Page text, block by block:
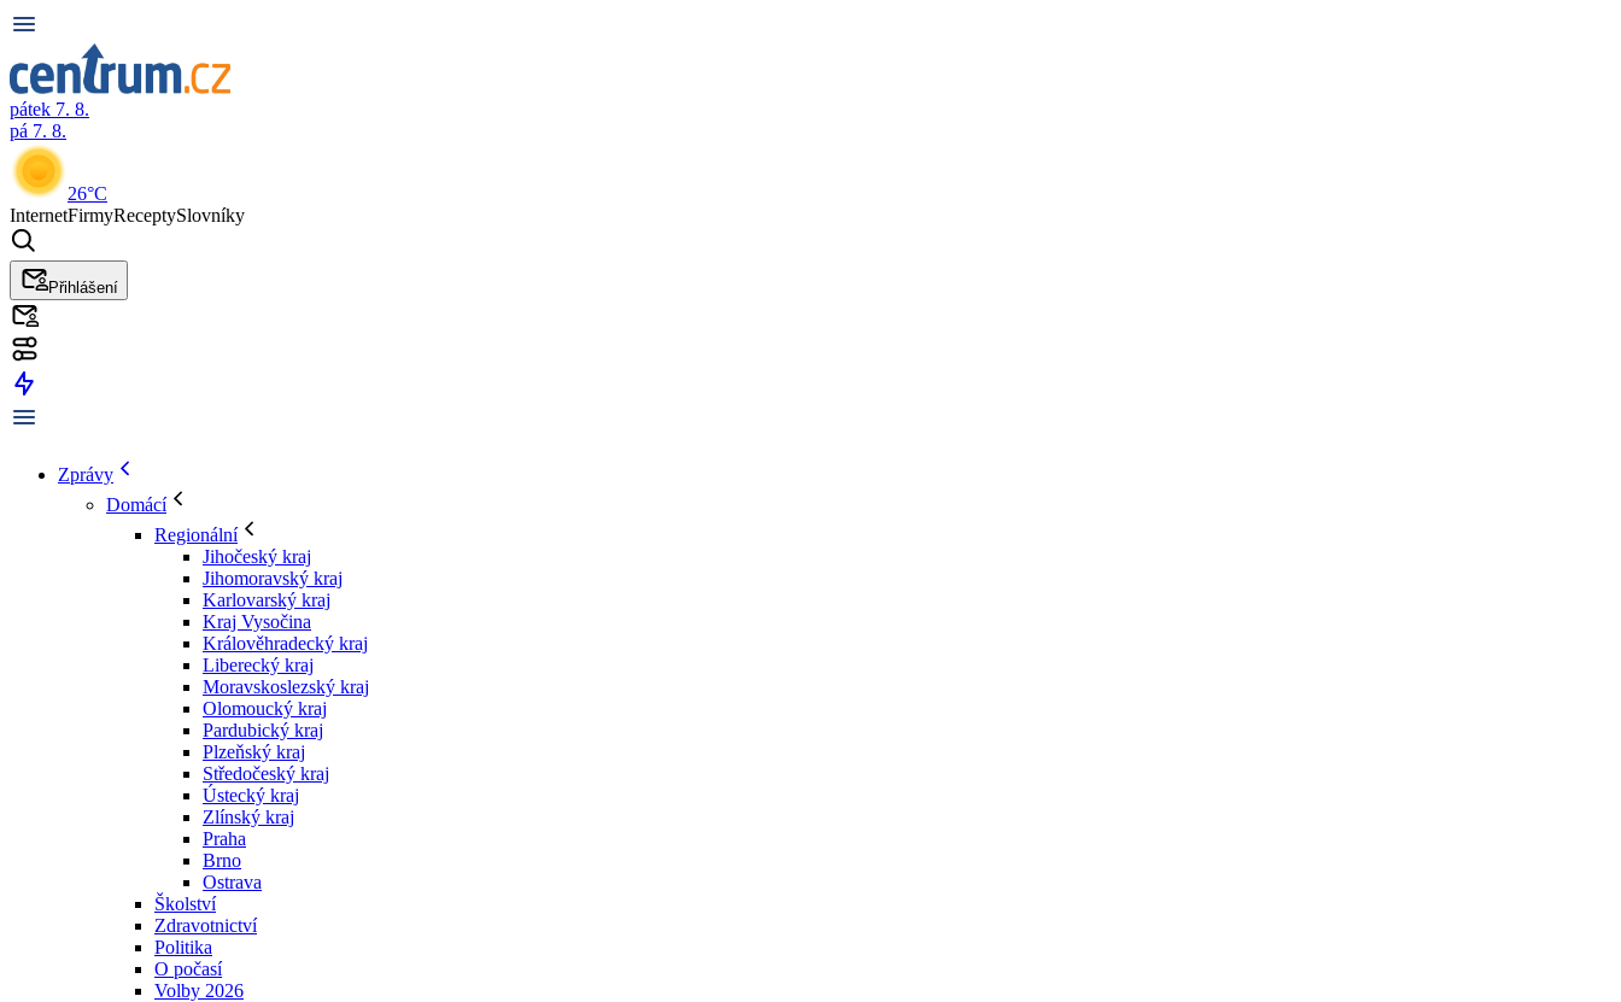
pátek 7. 8.
pá 7. 8.
26°C
InternetFirmyReceptySlovníky
Přihlášení
Zprávy
Domácí
Regionální
Jihočeský kraj
Jihomoravský kraj
Karlovarský kraj
Kraj Vysočina
Králověhradecký kraj
Liberecký kraj
Moravskoslezský kraj
Olomoucký kraj
Pardubický kraj
Plzeňský kraj
Středočeský kraj
Ústecký kraj
Zlínský kraj
Praha
Brno
Ostrava
Školství
Zdravotnictví
Politika
O počasí
Volby 2026